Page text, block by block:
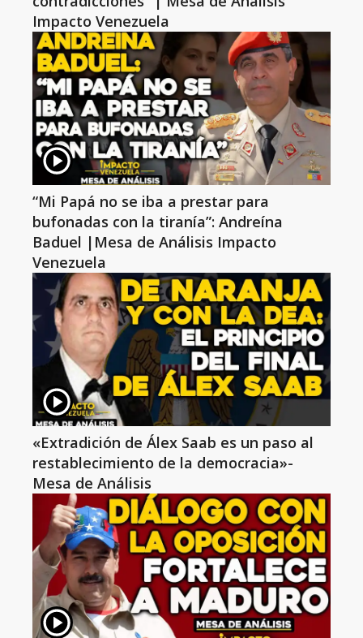
Impacto Venezuela
“Mi Papá no se iba a prestar para
bufonadas con la tiranía”: Andreína
Baduel |Mesa de Análisis Impacto
Venezuela
«Extradición de Álex Saab es un paso al
restablecimiento de la democracia»-
Mesa de Análisis